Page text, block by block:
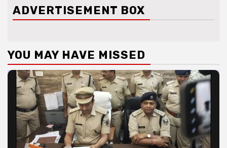
ADVERTISEMENT BOX
YOU MAY HAVE MISSED